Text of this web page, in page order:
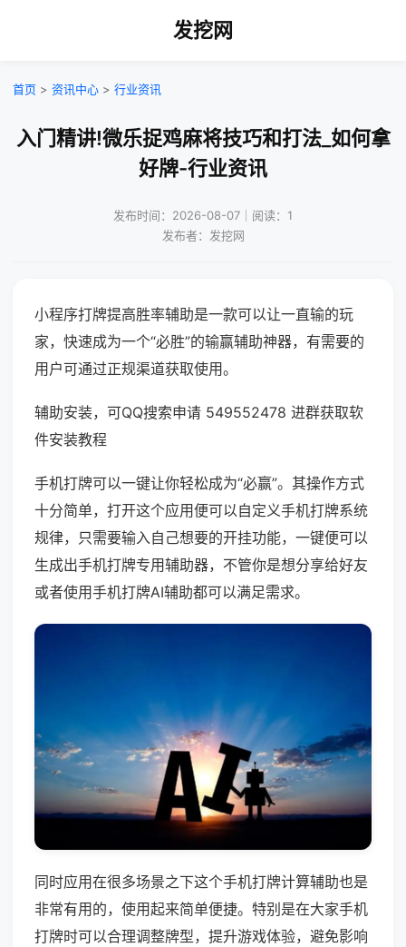
发挖网
首页 > 资讯中心 > 行业资讯
入门精讲!微乐捉鸡麻将技巧和打法_如何拿
好牌-行业资讯
发布时间：2026-08-07｜阅读：1
发布者：发挖网
小程序打牌提高胜率辅助是一款可以让一直输的玩
家，快速成为一个“必胜”的输赢辅助神器，有需要的
用户可通过正规渠道获取使用。
辅助安装，可QQ搜索申请 549552478 进群获取软
件安装教程
手机打牌可以一键让你轻松成为“必赢”。其操作方式
十分简单，打开这个应用便可以自定义手机打牌系统
规律，只需要输入自己想要的开挂功能，一键便可以
生成出手机打牌专用辅助器，不管你是想分享给好友
或者使用手机打牌AI辅助都可以满足需求。
同时应用在很多场景之下这个手机打牌计算辅助也是
非常有用的，使用起来简单便捷。特别是在大家手机
打牌时可以合理调整牌型，提升游戏体验，避免影响